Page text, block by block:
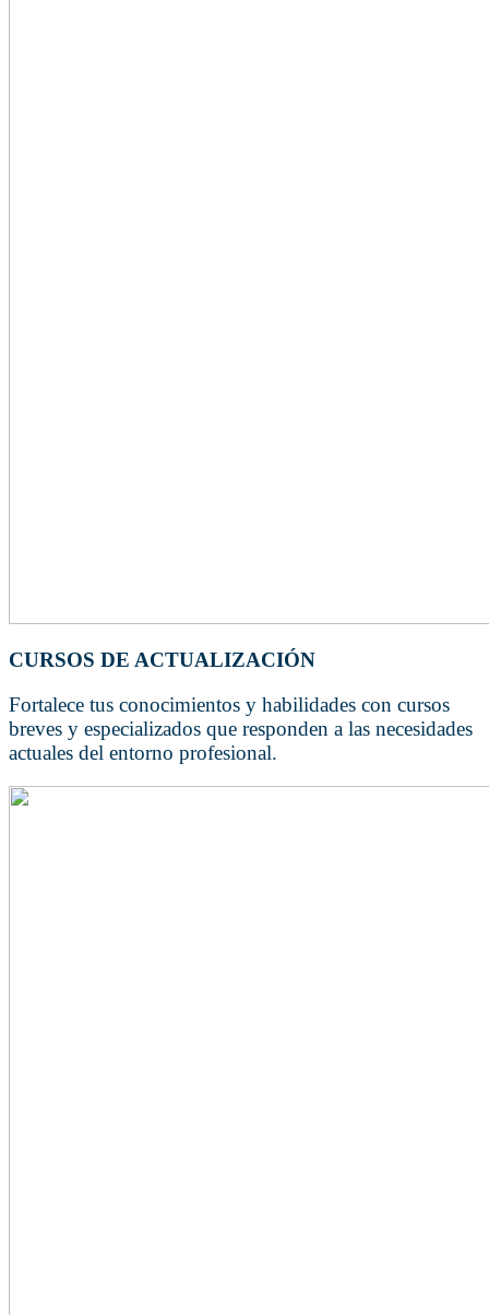
CURSOS DE ACTUALIZACIÓN
Fortalece tus conocimientos y habilidades con cursos
breves y especializados que responden a las necesidades
actuales del entorno profesional.